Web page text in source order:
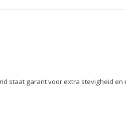
staat garant voor extra stevigheid